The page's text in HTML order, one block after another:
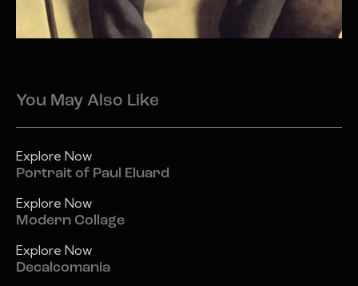
You May Also Like
Explore Now
Portrait of Paul Eluard
Explore Now
Modern Collage
Explore Now
Decalcomania